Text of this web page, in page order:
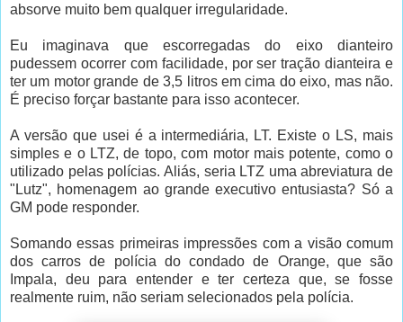
absorve muito bem qualquer irregularidade.
Eu imaginava que escorregadas do eixo dianteiro
pudessem ocorrer com facilidade, por ser tração dianteira e
ter um motor grande de 3,5 litros em cima do eixo, mas não.
É preciso forçar bastante para isso acontecer.
A versão que usei é a intermediária, LT. Existe o LS, mais
simples e o LTZ, de topo, com motor mais potente, como o
utilizado pelas polícias. Aliás, seria LTZ uma abreviatura de
"Lutz", homenagem ao grande executivo entusiasta? Só a
GM pode responder.
Somando essas primeiras impressões com a visão comum
dos carros de polícia do condado de Orange, que são
Impala, deu para entender e ter certeza que, se fosse
realmente ruim, não seriam selecionados pela polícia.